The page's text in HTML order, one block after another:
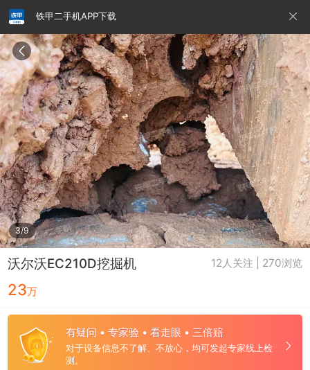
铁甲二手机APP下载
3/9
沃尔沃EC210D挖掘机 12人关注 | 270浏览
23万
有疑问 • 专家验 • 看走眼 • 三倍赔
对于设备信息不了解、不放心，均可发起专家线上检
测。
请输入手机号
提
交
即
表
示
您
同
意
《隐
私
政
策》
铁甲龙总部 4000099032 认证经纪人